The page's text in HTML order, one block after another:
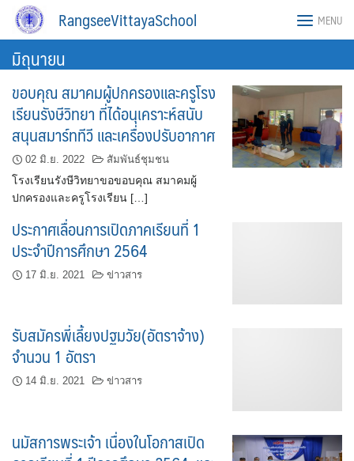
Skip
RangseeVittayaSchool MENU
มิถุนายน
ขอบคุณ สมาคมผู้ปกครองและครูโรง
เรียนรังษีวิทยา ที่ได้อนุเคราะห์สนับ
สนุนสมาร์ททีวี และเครื่องปรับอากาศ
02 มิ.ย. 2022 สัมพันธ์ชุมชน
โรงเรียนรังษีวิทยาขอขอบคุณ สมาคมผู้
ปกครองและครูโรงเรียน […]
ประกาศเลื่อนการเปิดภาคเรียนที่ 1
ประจำปีการศึกษา 2564
17 มิ.ย. 2021 ข่าวสาร
รับสมัครพี่เลี้ยงปฐมวัย(อัตราจ้าง)
จำนวน 1 อัตรา
14 มิ.ย. 2021 ข่าวสาร
นมัสการพระเจ้า เนื่องในโอกาสเปิด